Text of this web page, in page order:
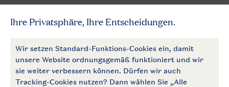
Service
Mehr Landal
Zahlungsmöglichkeiten